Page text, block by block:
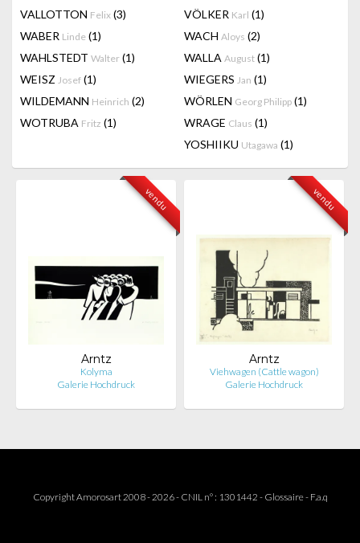
VALLOTTON Felix (3) VÖLKER Karl (1)
WABER Linde (1) WACH Aloys (2)
WAHLSTEDT Walter (1) WALLA August (1)
WEISZ Josef (1) WIEGERS Jan (1)
WILDEMANN Heinrich (2) WÖRLEN Georg Philipp (1)
WOTRUBA Fritz (1) WRAGE Claus (1)
YOSHIIKU Utagawa (1)
vendu
Arntz
Kolyma
Galerie Hochdruck
vendu
Arntz
Viehwagen (Cattle wagon)
Galerie Hochdruck
Copyright Amorosart 2008 - 2026 - CNIL n° : 1301442 - Glossaire- F.a.q